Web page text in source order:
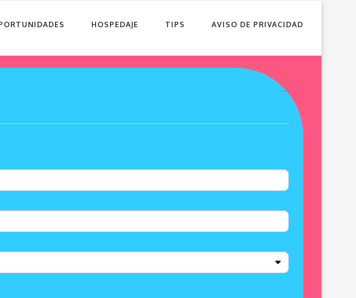
HOSPEDAJE TIPS AVISO DE PRIVACIDAD